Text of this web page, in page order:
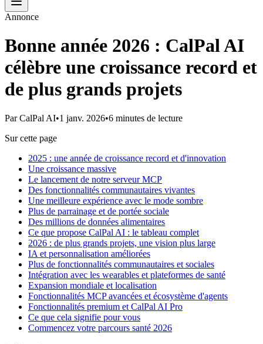
Annonce
Bonne année 2026 : CalPal AI
célèbre une croissance record et
de plus grands projets
Par CalPal AI•1 janv. 2026•6 minutes de lecture
Sur cette page
2025 : une année de croissance record et d'innovation
Une croissance massive
Le lancement de notre serveur MCP
Des fonctionnalités communautaires vivantes
Une meilleure expérience avec le mode sombre
Plus de parrainage et de portée sociale
Des millions de données alimentaires
Ce que propose CalPal AI : le tableau complet
2026 : de plus grands projets, une vision plus large
IA et personnalisation améliorées
Plus de fonctionnalités communautaires et sociales
Intégration avec les wearables et plateformes de santé
Expansion mondiale et localisation
Fonctionnalités MCP avancées et écosystème d'agents
Fonctionnalités premium et CalPal AI Pro
Ce que cela signifie pour vous
Commencez votre parcours santé 2026